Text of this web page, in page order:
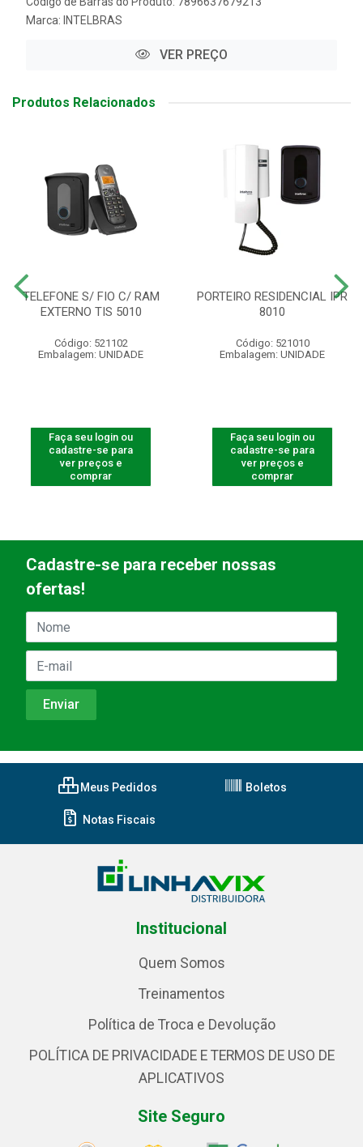
Marca: INTELBRAS
VER PREÇO
Produtos Relacionados
TELEFONE S/ FIO C/ RAM
EXTERNO TIS 5010
Código: 521102
Embalagem: UNIDADE
Faça seu login ou
cadastre-se para
ver preços e
comprar
PORTEIRO RESIDENCIAL IPR
8010
Código: 521010
Embalagem: UNIDADE
Faça seu login ou
cadastre-se para
ver preços e
comprar
Cadastre-se para receber nossas
ofertas!
Meus Pedidos Boletos
Notas Fiscais
Institucional
Quem Somos
Treinamentos
Política de Troca e Devolução
POLÍTICA DE PRIVACIDADE E TERMOS DE USO DE
APLICATIVOS
Site Seguro